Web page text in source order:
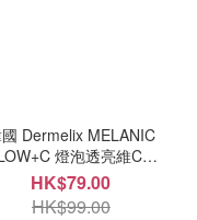
Dermelix MELANIC
燈泡透亮維C光
澤霜 50g 10月中
HK$79.00
HK$99.00